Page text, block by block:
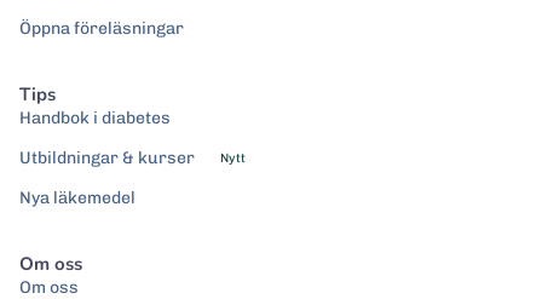
Öppna föreläsningar
Tips
Handbok i diabetes
Utbildningar & kurser
Nytt
Nya läkemedel
Om oss
Om oss